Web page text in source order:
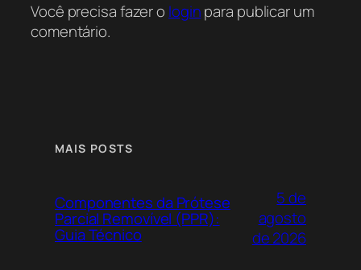
Você precisa fazer o loginpara publicar um
comentário.
MAIS POSTS
Componentes da Prótese
Parcial Removível (PPR):
Guia Técnico
5 de
agosto
de 2026